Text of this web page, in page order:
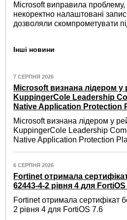
Microsoft виправила
некоректно налаштовані
дозволяли скомпрометувати
Інші новини
7 СЕРПНЯ 2026
Microsoft визнана лідером у
KuppingerCole Leadership
Native Application Protection
Microsoft визнана лідером у
KuppingerCole Leadership
Native Application Protection
6 СЕРПНЯ 2026
Fortinet отримала
62443-4-2 рівня 4 для FortiOS
Fortinet отримала сертифікат
2 рівня 4 для FortiOS 7.6